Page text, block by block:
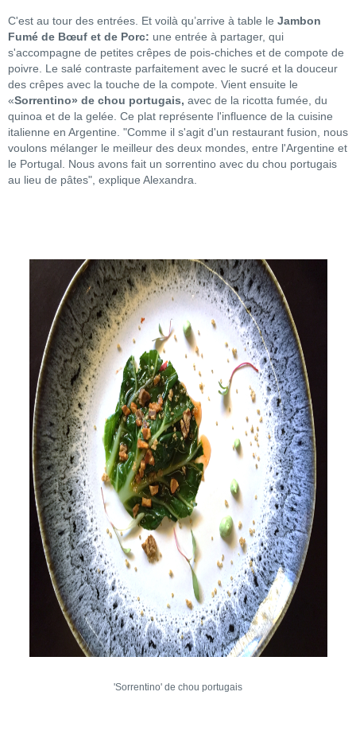
C'est au tour des entrées. Et voilà qu’arrive à table le Jambon
Fumé de Bœuf et de Porc: une entrée à partager, qui
s'accompagne de petites crêpes de pois-chiches et de compote de
poivre. Le salé contraste parfaitement avec le sucré et la douceur
des crêpes avec la touche de la compote. Vient ensuite le
«Sorrentino» de chou portugais, avec de la ricotta fumée, du
quinoa et de la gelée. Ce plat représente l'influence de la cuisine
italienne en Argentine. "Comme il s'agit d'un restaurant fusion, nous
voulons mélanger le meilleur des deux mondes, entre l'Argentine et
le Portugal. Nous avons fait un sorrentino avec du chou portugais
au lieu de pâtes", explique Alexandra.
'Sorrentino' de chou portugais